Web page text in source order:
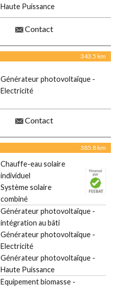
Haute Puissance
Contact
343.5 km
Générateur photovoltaïque -
Electricité
Contact
385.8 km
Chauffe-eau solaire
individuel
Système solaire
combiné
Générateur photovoltaïque -
intégration au bâti
Générateur photovoltaïque -
Electricité
Générateur photovoltaïque -
Haute Puissance
Equipement biomasse -